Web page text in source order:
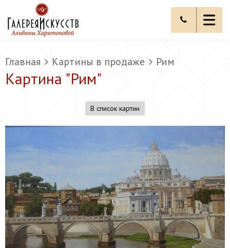
Главная Картины в продаже Рим
Картина "Рим"
В список картин